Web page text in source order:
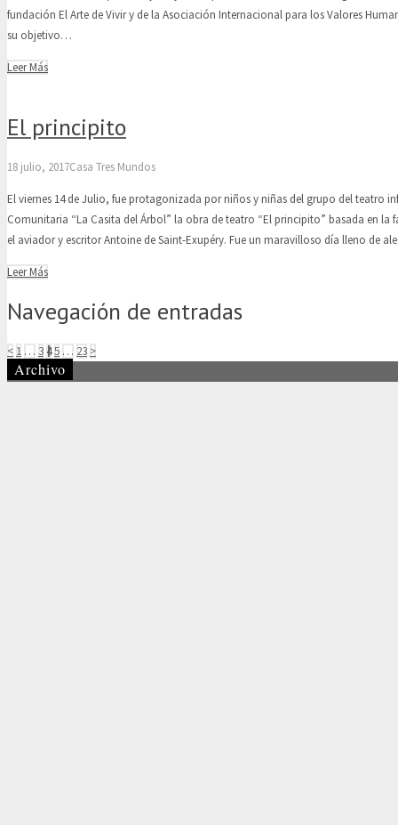
fundación El Arte de Vivir y de la Asociación Internacional para los Valores
su objetivo…
Leer Más
El principito
18 julio, 2017Casa Tres Mundos
El viernes 14 de Julio, fue protagonizada por niños y niñas del grupo del teatro
Comunitaria “La Casita del Árbol” la obra de teatro “El principito” basada en la
el aviador y escritor Antoine de Saint-Exupéry. Fue un maravilloso día lleno de
Leer Más
Navegación de entradas
< 1 … 3 45 … 23 >